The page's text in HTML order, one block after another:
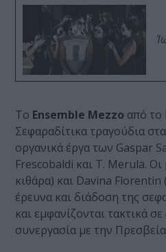
Το Ensemble Mezzo από το
Σεφαραδίτικα τραγούδια
οργανικά έργα των Gaspar
Frescobaldi και T. Merula.
κιθάρα) και Davina Florentin
έρευνα και διάδοση της
και εμφανίζονται τακτικά
συνεργασία με την